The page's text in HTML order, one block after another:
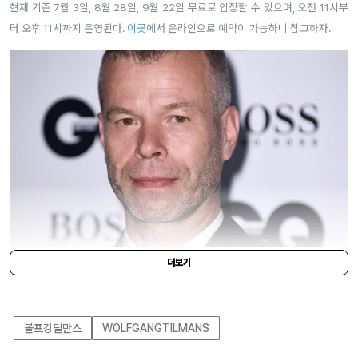
현재 기준 7월 3일, 8월 28일, 9월 22일 무료로 입장할 수 있으며, 오전 11시부
터 오후 11시까지 운영된다. 이곳에서 온라인으로 예약이 가능하니 참고하자.
GETTY IMAGES
더보기
볼프강틸만스 WOLFGANGTILMANS